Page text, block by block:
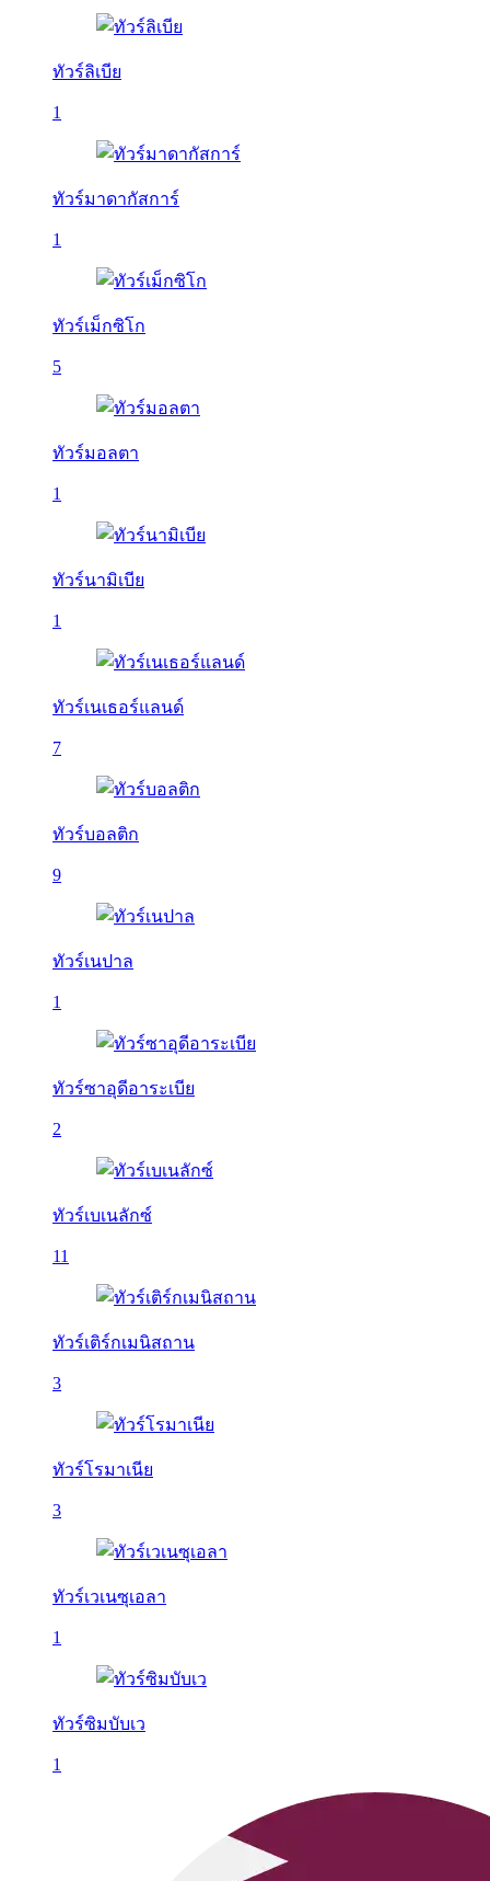
ทัวร์ลิเบีย
1
ทัวร์มาดากัสการ์
1
ทัวร์เม็กซิโก
5
ทัวร์มอลตา
1
ทัวร์นามิเบีย
1
ทัวร์เนเธอร์แลนด์
7
ทัวร์บอลติก
9
ทัวร์เนปาล
1
ทัวร์ซาอุดีอาระเบีย
2
ทัวร์เบเนลักซ์
11
ทัวร์เติร์กเมนิสถาน
3
ทัวร์โรมาเนีย
3
ทัวร์เวเนซุเอลา
1
ทัวร์ซิมบับเว
1